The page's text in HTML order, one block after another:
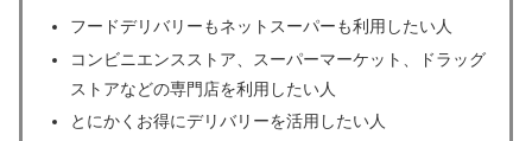
フードデリバリーもネットスーパーも利用したい人
コンビニエンスストア、スーパーマーケット、ドラッグ
ストアなどの専門店を利用したい人
とにかくお得にデリバリーを活用したい人